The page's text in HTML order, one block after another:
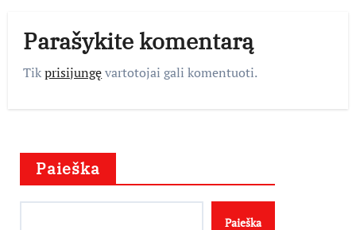
Parašykite komentarą
Tikprisijungęvartotojai gali komentuoti.
Paieška
Paieška